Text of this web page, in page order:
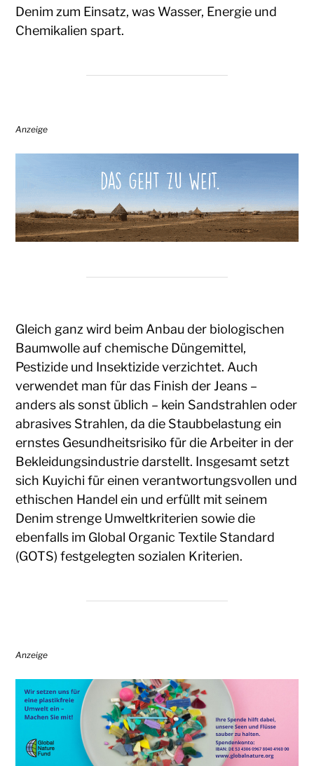
Denim zum Einsatz, was Wasser, Energie und
Chemikalien spart.
Anzeige
Gleich ganz wird beim Anbau der biologischen
Baumwolle auf chemische Düngemittel,
Pestizide und Insektizide verzichtet. Auch
verwendet man für das Finish der Jeans –
anders als sonst üblich – kein Sandstrahlen oder
abrasives Strahlen, da die Staubbelastung ein
ernstes Gesundheitsrisiko für die Arbeiter in der
Bekleidungsindustrie darstellt. Insgesamt setzt
sich Kuyichi für einen verantwortungsvollen und
ethischen Handel ein und erfüllt mit seinem
Denim strenge Umweltkriterien sowie die
ebenfalls im Global Organic Textile Standard
(GOTS) festgelegten sozialen Kriterien.
Anzeige